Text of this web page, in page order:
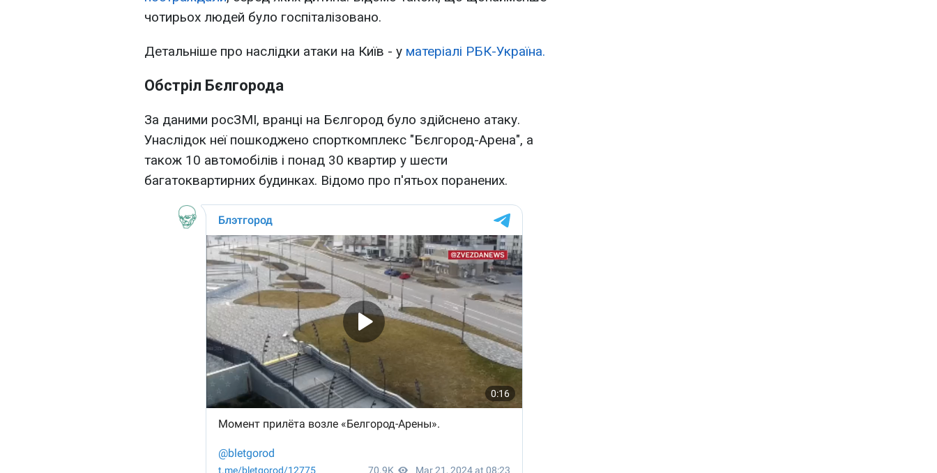
чотирьох людей було госпіталізовано.
Детальніше про наслідки атаки на Київ - у матеріалі РБК-Україна.
Обстріл Бєлгорода
За даними росЗМІ, вранці на Бєлгород було здійснено атаку.
Унаслідок неї пошкоджено спорткомплекс "Бєлгород-Арена", а
також 10 автомобілів і понад 30 квартир у шести
багатоквартирних будинках. Відомо про п'ятьох поранених.